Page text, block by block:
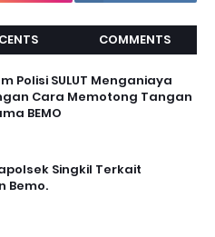
COMMENTS
Polisi SULUT Menganiaya
Cara Memotong Tangan
BEMO
Singkil Terkait
Bemo.